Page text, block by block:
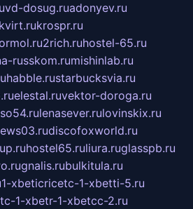
vd-dosug.ruadonyev.ru
krospr.ru
2rich.ruhostel-65.ru
russkom.rumishinlab.ru
habble.rustarbucksvia.ru
elestal.ruvektor-doroga.ru
lenasever.rulovinskix.ru
discofoxworld.ru
hostel65.ruliura.ruglasspb.ru
gnalis.rubulkitula.ru
1-xbeticricetc-1-xbetti-5.ru
1-xbetr-1-xbetcc-2.ru